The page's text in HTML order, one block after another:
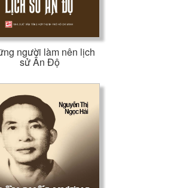
người làm nên lịch
sử Ấn Độ